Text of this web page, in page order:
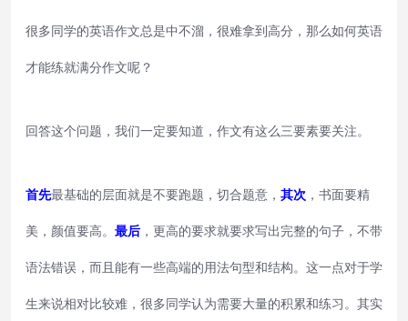
很多同学的英语作文总是中不溜，很难拿到高分，那么如何英语
才能练就满分作文呢？
回答这个问题，我们一定要知道，作文有这么三要素要关注。
首先最基础的层面就是不要跑题，切合题意， 其次 ，书面要精
美，颜值要高。 最后 ，更高的要求就要求写出完整的句子，不带
语法错误，而且能有一些高端的用法句型和结构。这一点对于学
生来说相对比较难，很多同学认为需要大量的积累和练习。其实